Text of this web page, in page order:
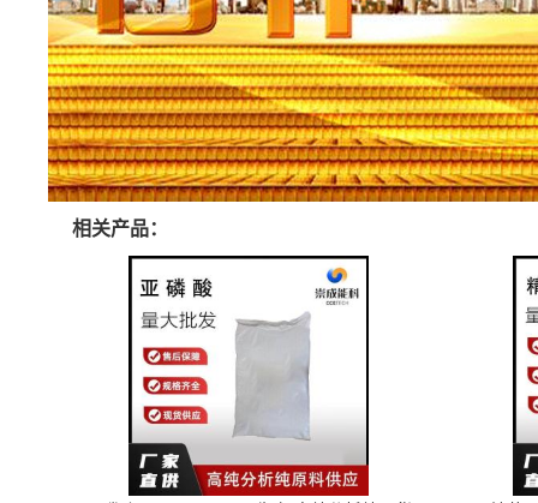
相关产品：